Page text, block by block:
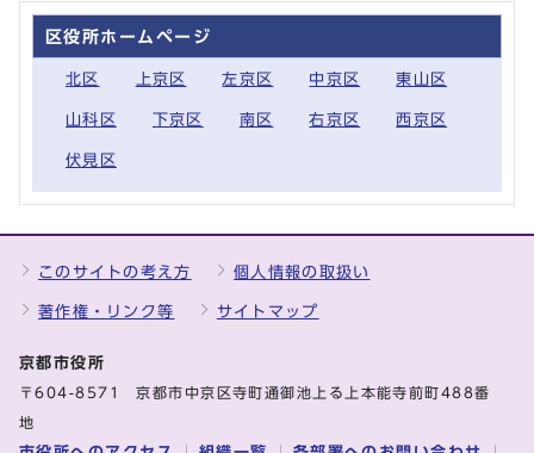
区役所ホームページ
北区 上京区 左京区 中京区 東山区
山科区 下京区 南区 右京区 西京区
伏見区
このサイトの考え方 個人情報の取扱い
著作権・リンク等 サイトマップ
京都市役所
〒604-8571 京都市中京区寺町通御池上る上本能寺前町488番
地